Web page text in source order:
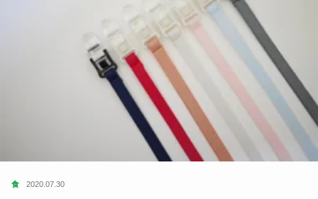
食 2020.07.30